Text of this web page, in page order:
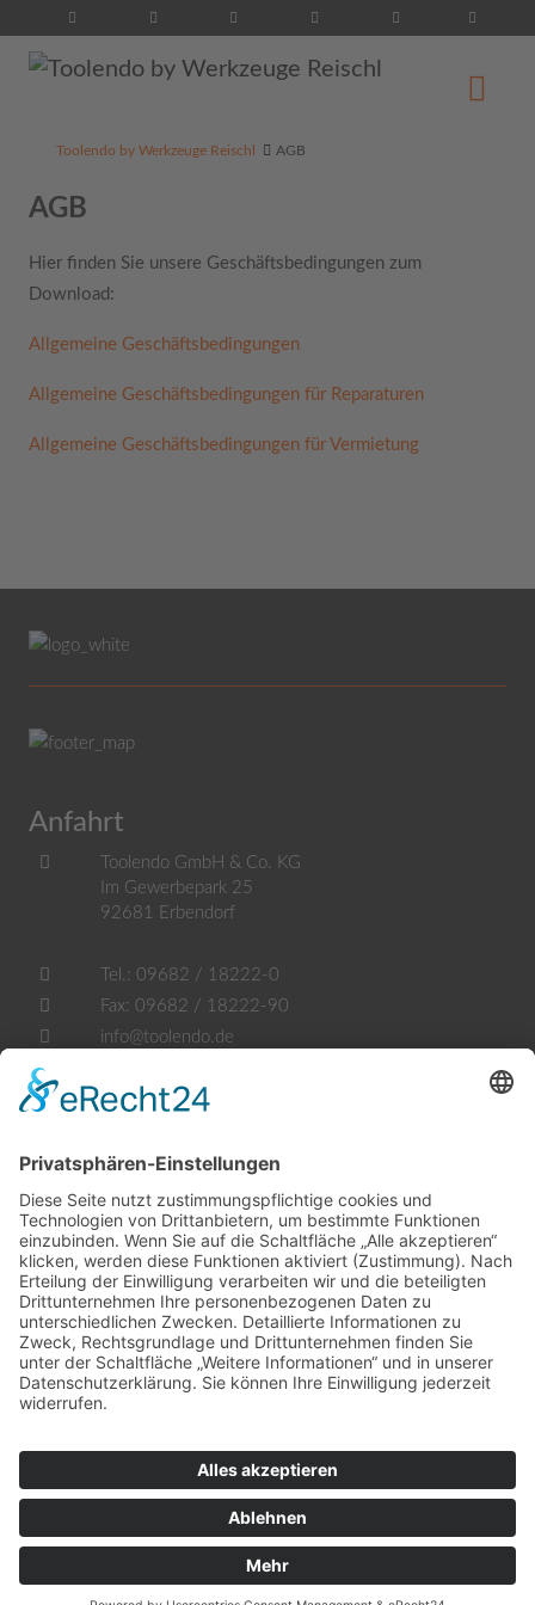
Suche...
Toolendo by Werkzeuge Reischl AGB
AGB
Hier finden Sie unsere Geschäftsbedingungen zum
Download:
Allgemeine Geschäftsbedingungen
Allgemeine Geschäftsbedingungen für Reparaturen
Allgemeine Geschäftsbedingungen für Vermietung
Anfahrt
Toolendo GmbH & Co. KG
Im Gewerbepark 25
92681 Erbendorf
Tel.: 09682 / 18222-0
Fax: 09682 / 18222-90
info@toolendo.de
Öffnungszeiten
Mo. - Fr.:
07.30 - 17.30 Uhr
Samstag:
geschlossen
Sowie nach telefonischer Vereinbarung.
Rechtliches
Impressum